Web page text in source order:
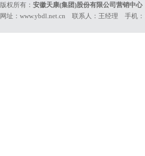
版权所有： 安徽天康(集团)股份有限公司营销中心
网址：www.ybdl.net.cn 联系人：王经理 手机